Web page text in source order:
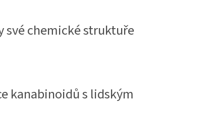
své chemické struktuře
kanabinoidů s lidským